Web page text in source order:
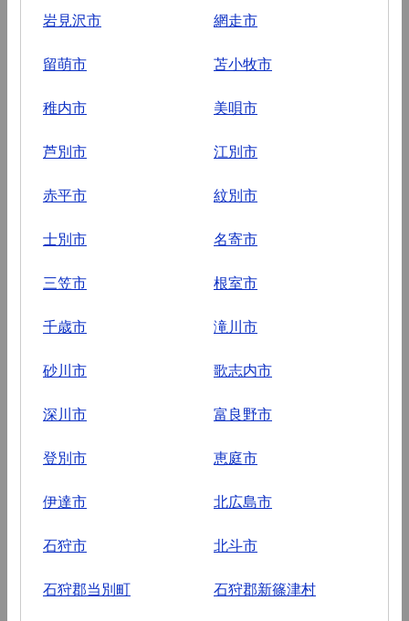
岩見沢市 網走市
留萌市 苫小牧市
稚内市 美唄市
芦別市 江別市
赤平市 紋別市
士別市 名寄市
三笠市 根室市
千歳市 滝川市
砂川市 歌志内市
深川市 富良野市
登別市 恵庭市
伊達市 北広島市
石狩市 北斗市
石狩郡当別町 石狩郡新篠津村